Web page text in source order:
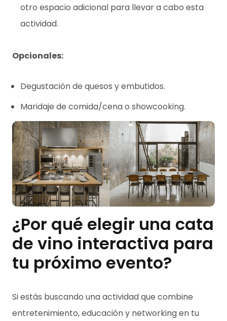
otro espacio adicional para llevar a cabo esta
actividad.
Opcionales:
Degustación de quesos y embutidos.
Maridaje de comida/cena o showcooking.
¿Por qué elegir una cata
de vino interactiva para
tu próximo evento?
Si estás buscando una actividad que combine
entretenimiento, educación y networking en tu